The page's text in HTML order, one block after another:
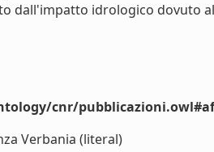
dall'impatto idrologico dovuto
cnr/
Verbania (literal)